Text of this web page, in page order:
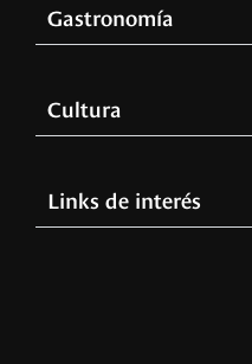
Gastronomía
Cultura
Links de interés